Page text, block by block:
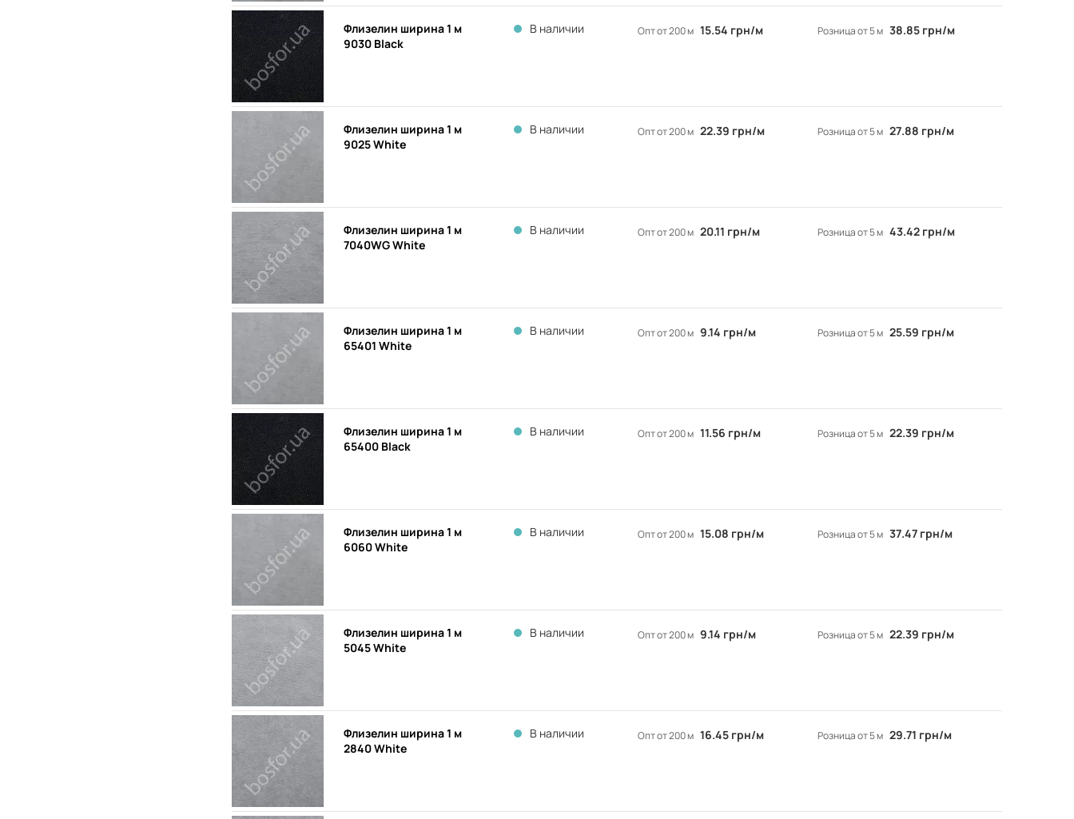
Флизелин ширина 1 м
9030 Black
В наличии Опт от 200 м 15.54 грн/м Розница от 5 м 38.85 грн/м
Флизелин ширина 1 м
9025 White
В наличии Опт от 200 м 22.39 грн/м Розница от 5 м 27.88 грн/м
Флизелин ширина 1 м
7040WG White
В наличии Опт от 200 м 20.11 грн/м Розница от 5 м 43.42 грн/м
Флизелин ширина 1 м
65401 White
В наличии Опт от 200 м 9.14 грн/м Розница от 5 м 25.59 грн/м
Флизелин ширина 1 м
65400 Black
В наличии Опт от 200 м 11.56 грн/м Розница от 5 м 22.39 грн/м
Флизелин ширина 1 м
6060 White
В наличии Опт от 200 м 15.08 грн/м Розница от 5 м 37.47 грн/м
Флизелин ширина 1 м
5045 White
В наличии Опт от 200 м 9.14 грн/м Розница от 5 м 22.39 грн/м
Флизелин ширина 1 м
2840 White
В наличии Опт от 200 м 16.45 грн/м Розница от 5 м 29.71 грн/м